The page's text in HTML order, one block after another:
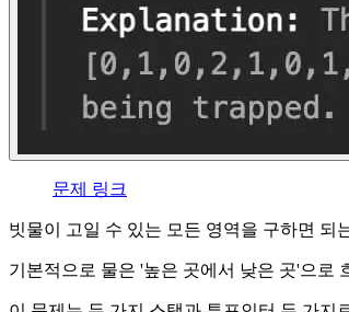
문제 링크
빗물이 고일 수 있는 모든 영역을 구하면 되
기본적으로 물은 '높은 곳에서 낮은 곳'으로